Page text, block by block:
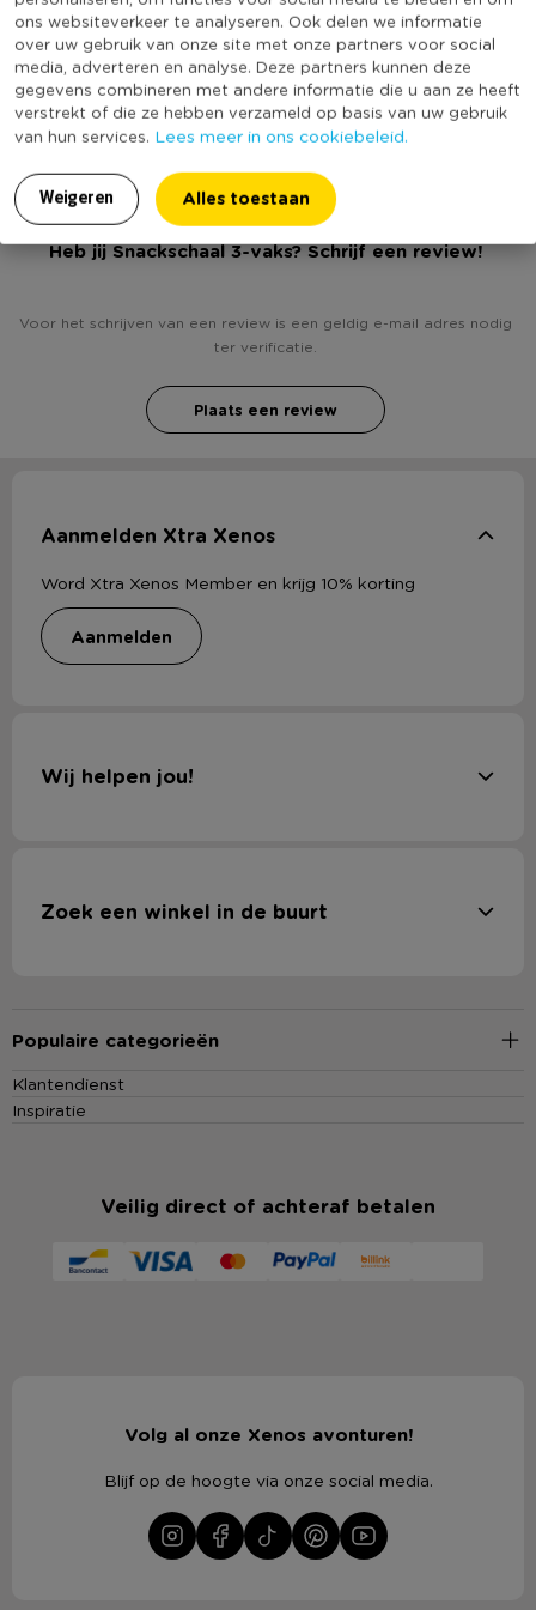
ons websiteverkeer te analyseren. Ook delen we informatie
over uw gebruik van onze site met onze partners voor social
media, adverteren en analyse. Deze partners kunnen deze
gegevens combineren met andere informatie die u aan ze heeft
verstrekt of die ze hebben verzameld op basis van uw gebruik
van hun services. Lees meer in ons cookiebeleid.
Weigeren Alles toestaan
Kleur
Bruin
Productlengte (cm)
31
Duurzaamheidsscore
(Nog) geen score
bekend
Heb jij Snackschaal 3-vaks? Schrijf een review!
Voor het schrijven van een review is een geldig e-mail adres nodig
ter verificatie.
Plaats een review
Aanmelden Xtra Xenos
Word Xtra Xenos Member en krijg 10% korting
aanmelden
Wij helpen jou!
Zoek een winkel in de buurt
Populaire categorieën
Klantendienst
Inspiratie
Veilig direct of achteraf betalen
Volg al onze Xenos avonturen!
Blijf op de hoogte via onze social media.